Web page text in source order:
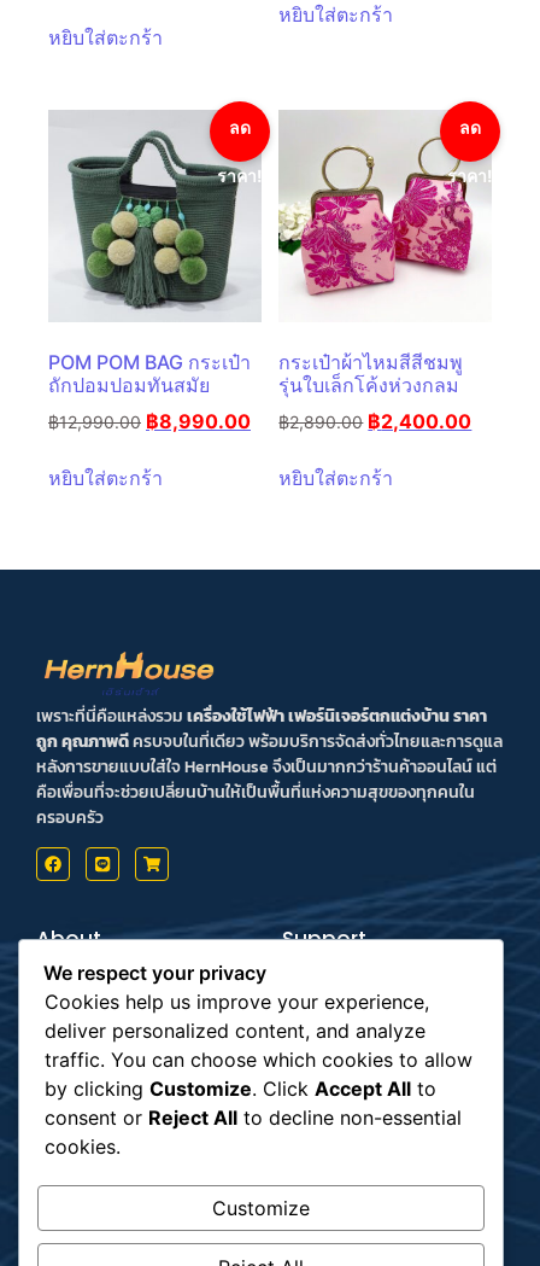
หยิบใส่ตะกร้า
หยิบใส่ตะกร้า
ลด
ราคา!
POM POM BAG กระเป๋า
ถักปอมปอมทันสมัย
฿12,990.00 ฿8,990.00
หยิบใส่ตะกร้า
ลด
ราคา!
กระเป๋าผ้าไหมสีสีชมพู
รุ่นใบเล็กโค้งห่วงกลม
฿2,890.00 ฿2,400.00
หยิบใส่ตะกร้า
เพราะที่นี่คือแหล่งรวมเครื่องใช้ไฟฟ้า เฟอร์นิเจอร์ตกแต่งบ้าน ราคา
ถูก คุณภาพดีครบจบในที่เดียว พร้อมบริการจัดส่งทั่วไทยและการดูแล
หลังการขายแบบใส่ใจ HernHouse จึงเป็นมากกว่าร้านค้าออนไลน์ แต่
คือเพื่อนที่จะช่วยเปลี่ยนบ้านให้เป็นพื้นที่แห่งความสุขของทุกคนใน
ครอบครัว
About
Terms & Conditions
Privacy Policy
Support
Order Tracking
Payment
Shipping
Subscribe
We respect your privacy
Cookies help us improve your experience,
deliver personalized content, and analyze
traffic. You can choose which cookies to allow
by clicking Customize. Click Accept All to
consent or Reject All to decline non-essential
cookies.
Customize